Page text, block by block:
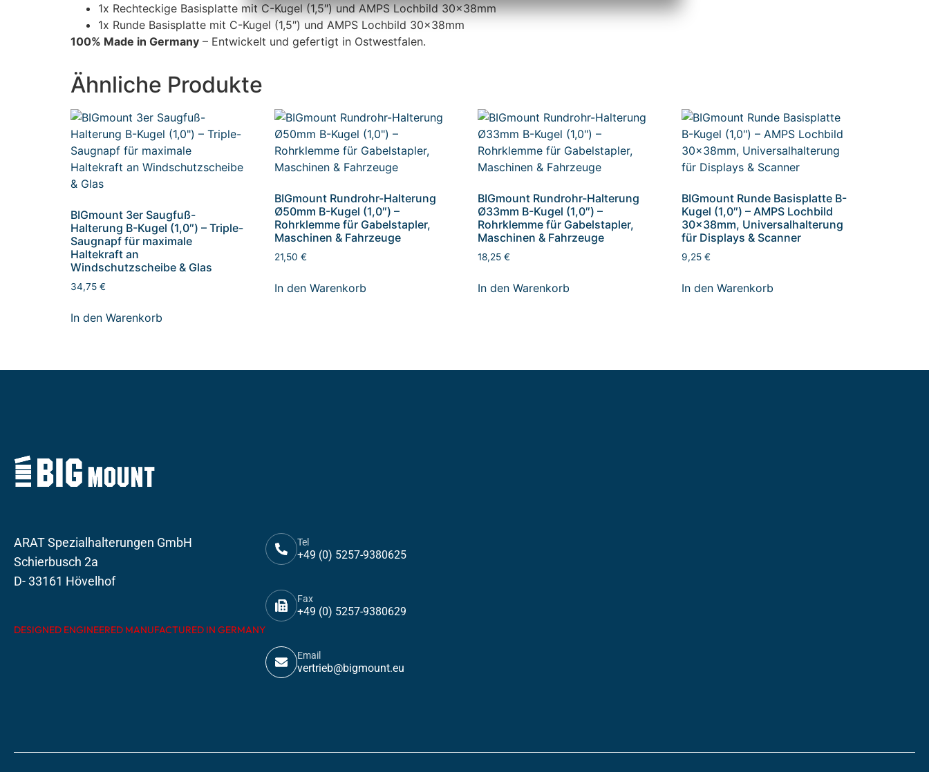
1x Rechteckige Basisplatte mit C-Kugel (1,5″) und AMPS Lochbild 30x38mm
1x Runde Basisplatte mit C-Kugel (1,5″) und AMPS Lochbild 30x38mm
100% Made in Germany – Entwickelt und gefertigt in Ostwestfalen.
Ähnliche Produkte
BIGmount 3er Saugfuß-
Halterung B-Kugel (1,0″) – Triple-
Saugnapf für maximale
Haltekraft an
Windschutzscheibe & Glas
34,75 €
In den Warenkorb
BIGmount Rundrohr-Halterung
Ø50mm B-Kugel (1,0″) –
Rohrklemme für Gabelstapler,
Maschinen & Fahrzeuge
21,50 €
In den Warenkorb
BIGmount Rundrohr-Halterung
Ø33mm B-Kugel (1,0″) –
Rohrklemme für Gabelstapler,
Maschinen & Fahrzeuge
18,25€
In den Warenkorb
BIGmount Runde Basisplatte B-
Kugel (1,0″) – AMPS Lochbild
30x38mm, Universalhalterung
für Displays & Scanner
9,25€
In den Warenkorb
ARAT Spezialhalterungen GmbH
Schierbusch 2a
D- 33161 Hövelhof
DESIGNED ENGINEERED MANUFACTURED IN GERMANY
Tel
+49 (0) 5257-9380625
Fax
+49 (0) 5257-9380629
Email
vertrieb@bigmount.eu